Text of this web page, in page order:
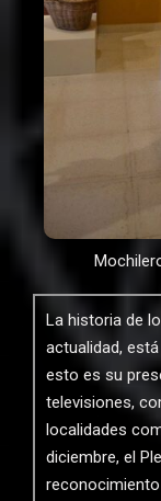
La historia de
actualidad,
esto es su
televisiones,
localidades
diciembre, el